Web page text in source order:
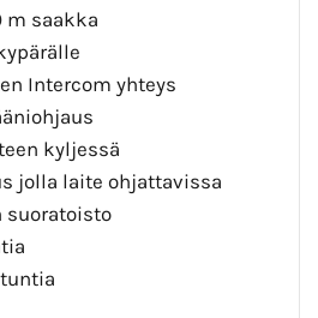
m saakka
Intercom yhteys
kyljessä
jolla laite ohjattavissa
suoratoisto